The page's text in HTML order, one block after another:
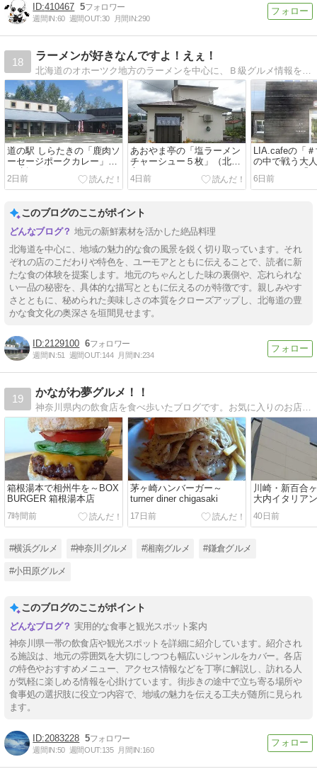
410467 5
週間IN:60 週間OUT:30 月間IN:290
18
ラーメンが好きなんですよ！えぇ！
道の駅 しらたきの「鹿肉ソ
ーセージポークカレー」
（遠軽町）
2日前
あおやま亭の「塩ラーメン
チャーシュー５枚」（北見
市）
4日前
LIA.cafeの「
の中で戦う大
ジーを」と「
ー」（網走市）
6日前
このブログのここがポイント
地元の新鮮素材を活かした絶品料理
北海道を中心に、地域の魅力的な食の風景を鋭く切り取っています。それ
ぞれの店のこだわりや特色を、ユーモアとともに伝えることで、読者に新
たな食の体験を提案します。地元のちゃんとした味の裏側や、忘れられな
い一品の秘密を、具体的な描写とともに伝えるのが特徴です。親しみやす
さとともに、秘められた美味しさの本質をクローズアップし、北海道の豊
かな食文化の奥深さを垣間見せます。
2129100 6
週間IN:51 週間OUT:144 月間IN:234
19
かながわ夢グルメ！！
神奈川県内の飲食店を食べ歩いたブログです。お気に入りのお店だけを紹介しています。神奈川方面へお出掛けの際に参考にしていただければ幸いです。
箱根湯本で相州牛を～BOX
BURGER 箱根湯本店
7時間前
茅ヶ崎ハンバーガー～
turner diner chigasaki
17日前
川崎・新百合
大内イタリア
レスタ
40日前
#横浜グルメ #神奈川グルメ #湘南グルメ #鎌倉グルメ
#小田原グルメ
このブログのここがポイント
実用的な食事と観光スポット案内
神奈川県一帯の飲食店や観光スポットを詳細に紹介しています。紹介され
る施設は、地元の雰囲気を大切にしつつも幅広いジャンルをカバー。各店
の特色やおすすめメニュー、アクセス情報などを丁寧に解説し、訪れる人
が気軽に楽しめる情報を心掛けています。街歩きの途中で立ち寄る場所や
食事処の選択肢に役立つ内容で、地域の魅力を伝える工夫が随所に見られ
ます。
2083228 5
週間IN:50 週間OUT:135 月間IN:160